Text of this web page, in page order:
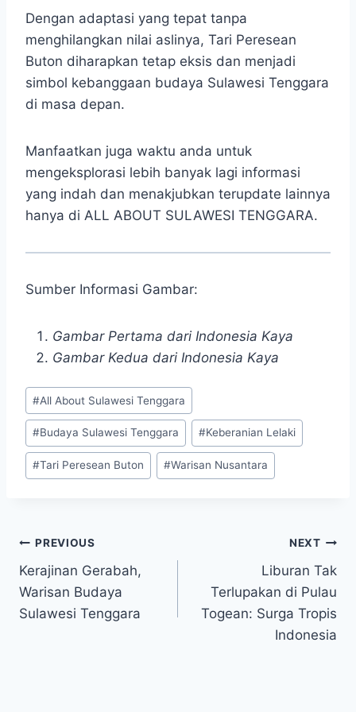
Dengan adaptasi yang tepat tanpa
menghilangkan nilai aslinya, Tari Peresean
Buton diharapkan tetap eksis dan menjadi
simbol kebanggaan budaya Sulawesi Tenggara
di masa depan.
Manfaatkan juga waktu anda untuk
mengeksplorasi lebih banyak lagi informasi
yang indah dan menakjubkan terupdate lainnya
hanya di ALL ABOUT SULAWESI TENGGARA.
Sumber Informasi Gambar:
Gambar Pertama dari Indonesia Kaya
Gambar Kedua dari Indonesia Kaya
Post
Tags:
#All About Sulawesi Tenggara
#Budaya Sulawesi Tenggara #Keberanian Lelaki
#Tari Peresean Buton #Warisan Nusantara
Post
navigation
PREVIOUS
Kerajinan Gerabah,
Warisan Budaya
Sulawesi Tenggara
NEXT
Liburan Tak
Terlupakan di Pulau
Togean: Surga Tropis
Indonesia